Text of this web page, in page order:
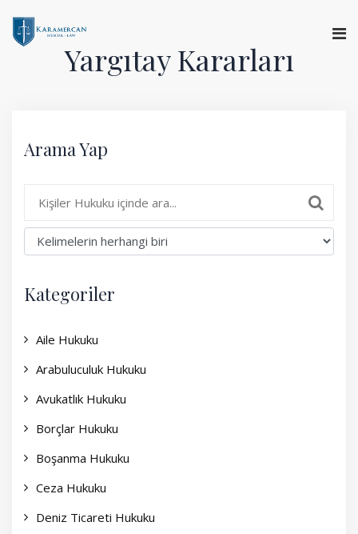
Uzman Görüşü
Yargıtay Kararları
Basında Biz
Yargıtay Kararları
Arama Yap
Kategoriler
Aile Hukuku
Arabuluculuk Hukuku
Avukatlık Hukuku
Borçlar Hukuku
Boşanma Hukuku
Ceza Hukuku
Deniz Ticareti Hukuku